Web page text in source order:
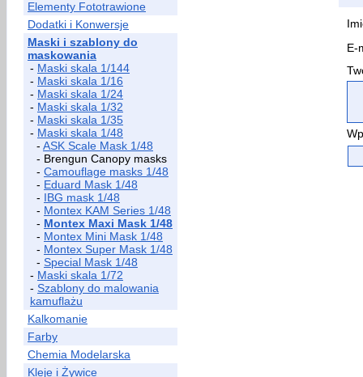
Elementy Fototrawione
Dodatki i Konwersje
Maski i szablony do
maskowania
- Maski skala 1/144
- Maski skala 1/16
- Maski skala 1/24
- Maski skala 1/32
- Maski skala 1/35
- Maski skala 1/48
- ASK Scale Mask 1/48
- Brengun Canopy masks
- Camouflage masks 1/48
- Eduard Mask 1/48
- IBG mask 1/48
- Montex KAM Series 1/48
- Montex Maxi Mask 1/48
- Montex Mini Mask 1/48
- Montex Super Mask 1/48
- Special Mask 1/48
- Maski skala 1/72
- Szablony do malowania
kamuflażu
Kalkomanie
Farby
Chemia Modelarska
Kleje i Żywice
E-